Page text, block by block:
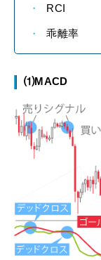
RCI
乖離率
⑴MACD